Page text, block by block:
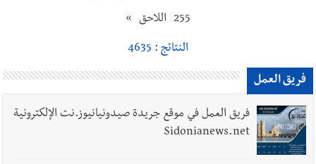
255 اللاحق »
النتائج : 4635
فريق العمل
فريق العمل في موقع جريدة صيدونيانيوز.نت الإلكترونية
Sidonianews.net